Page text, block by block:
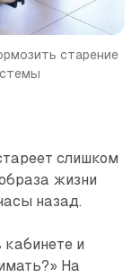
старение
слишком
жизни
назад.
и
На